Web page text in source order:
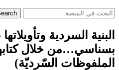
البنية السردية
بسناسي…من خلال
الملفوظات السّرديّة)